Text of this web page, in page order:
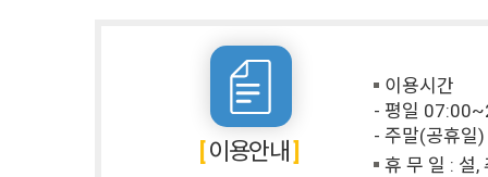
이용안내
이용시간
- 평일
- 주말(공휴
휴 무 일 : 설,